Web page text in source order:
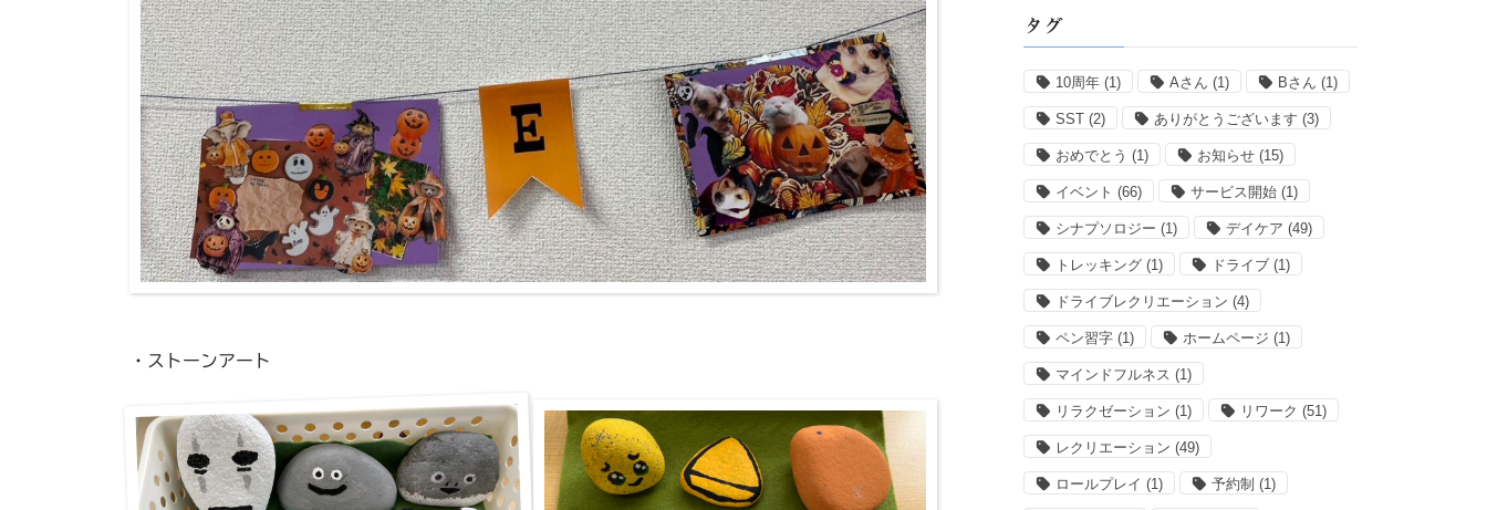
・ストーンアート
タグ
10周年 (1) Aさん (1) Bさん (1)
SST (2) ありがとうございます (3)
おめでとう (1) お知らせ (15)
イベント (66) サービス開始 (1)
シナプソロジー (1) デイケア (49)
トレッキング (1) ドライブ (1)
ドライブレクリエーション (4)
ペン習字 (1) ホームページ (1)
マインドフルネス (1)
リラクゼーション (1) リワーク (51)
レクリエーション (49)
ロールプレイ (1) 予約制 (1)